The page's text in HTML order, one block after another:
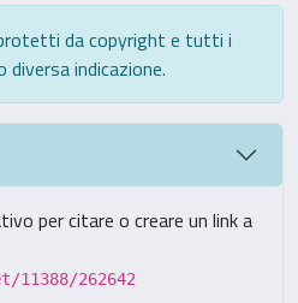
da copyright e tutti i
indicazione.
per citare o creare un link a
262642